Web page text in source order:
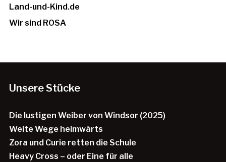
Land-und-Kind.de
Wir sind ROSA
Unsere Stücke
Die lustigen Weiber von Windsor (2025)
Weite Wege heimwärts
Zora und Curie retten die Schule
Heavy Cross – oder Eine für alle